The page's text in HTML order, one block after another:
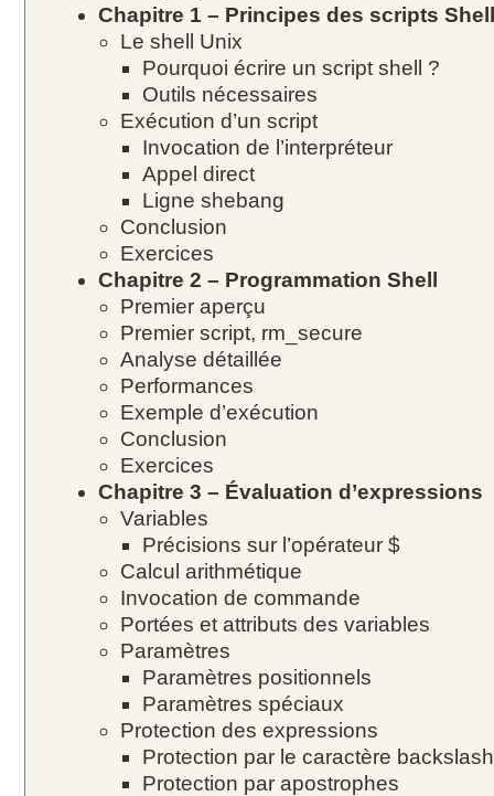
Chapitre 1 – Principes des scripts Shell
Le shell Unix
Pourquoi écrire un script shell ?
Outils nécessaires
Exécution d’un script
Invocation de l’interpréteur
Appel direct
Ligne shebang
Conclusion
Exercices
Chapitre 2 – Programmation Shell
Premier aperçu
Premier script, rm_secure
Analyse détaillée
Performances
Exemple d’exécution
Conclusion
Exercices
Chapitre 3 – Évaluation d’expressions
Variables
Précisions sur l’opérateur $
Calcul arithmétique
Invocation de commande
Portées et attributs des variables
Paramètres
Paramètres positionnels
Paramètres spéciaux
Protection des expressions
Protection par le caractère backslash
Protection par apostrophes